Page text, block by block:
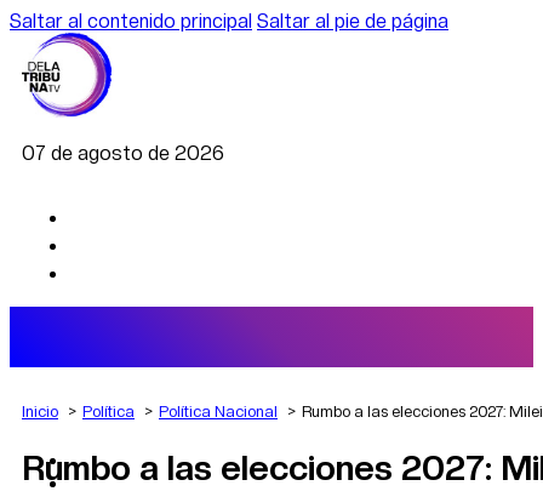
Saltar al contenido principal Saltar al pie de página
07 de agosto de 2026
AGRO
DEPORTES
Inicio Política Política Nacional Rumbo a las elecciones 2027:
Rumbo a las elecciones 2027: